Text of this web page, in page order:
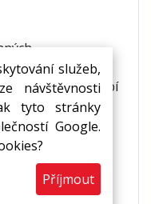
služeb,
návštěvnosti
tyto stránky
Google.
Příjmout
průchodu potrubí
vody,